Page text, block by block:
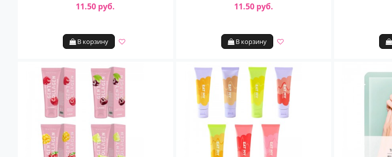
11.50 руб.
В корзину
11.50 руб.
В корзину